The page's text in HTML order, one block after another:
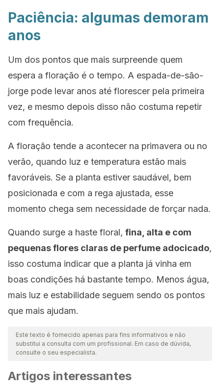
Paciência: algumas demoram
anos
Um dos pontos que mais surpreende quem
espera a floração é o tempo. A espada-de-são-
jorge pode levar anos até florescer pela primeira
vez, e mesmo depois disso não costuma repetir
com frequência.
A floração tende a acontecer na primavera ou no
verão, quando luz e temperatura estão mais
favoráveis. Se a planta estiver saudável, bem
posicionada e com a rega ajustada, esse
momento chega sem necessidade de forçar nada.
Quando surge a haste floral, fina, alta e com
pequenas flores claras de perfume adocicado,
isso costuma indicar que a planta já vinha em
boas condições há bastante tempo. Menos água,
mais luz e estabilidade seguem sendo os pontos
que mais ajudam.
Este texto é fornecido apenas para fins informativos e não
substitui a consulta com um profissional. Em caso de dúvida,
consulte o seu especialista.
Artigos interessantes